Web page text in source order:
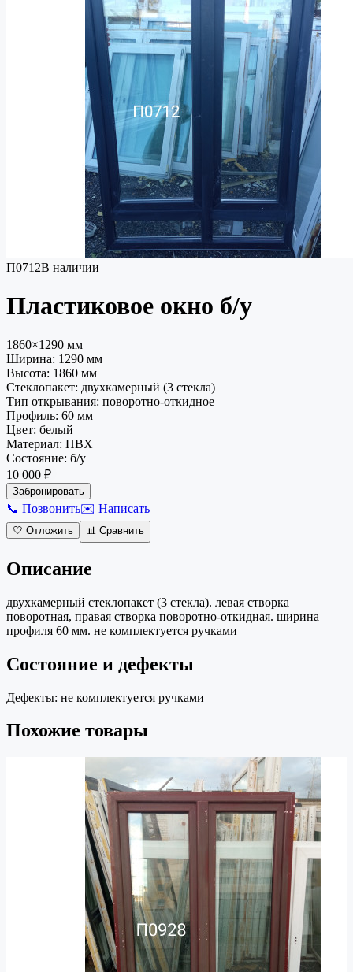
П0712В наличии
Пластиковое окно б/у
1860×1290 мм
Ширина: 1290 мм
Высота: 1860 мм
Стеклопакет: двухкамерный (3 стекла)
Тип открывания: поворотно-откидное
Профиль: 60 мм
Цвет: белый
Материал: ПВХ
Состояние: б/у
10 000 ₽
Забронировать
📞 Позвонить✉️ Написать
🤍 Отложить 📊 Сравнить
Описание
двухкамерный стеклопакет (3 стекла). левая створка
поворотная, правая створка поворотно-откидная. ширина
профиля 60 мм. не комплектуется ручками
Состояние и дефекты
Дефекты: не комплектуется ручками
Похожие товары